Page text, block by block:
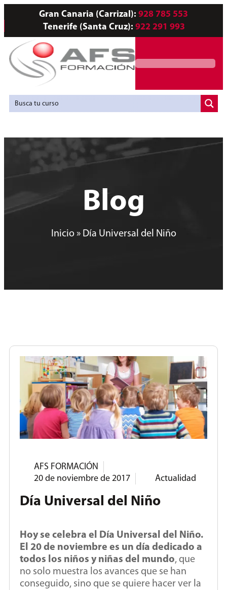
Gran Canaria (Carrizal): 928 785 553
Tenerife (Santa Cruz): 922 291 993
Blog
Inicio» Día Universal del Niño
AFS FORMACIÓN
20 de noviembre de 2017
Actualidad
Día Universal del Niño
Hoy se celebra el Día Universal del Niño.
El 20 de noviembre es un día dedicado a
todos los niños y niñas del mundo, que
no solo muestra los avances que se han
conseguido, sino que se quiere hacer ver la